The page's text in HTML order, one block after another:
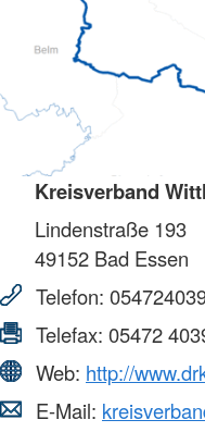
Kreisverband
Lindenstraße 193
49152 Bad Essen
Telefon:
Telefax: 05472
Web: http://
E-Mail: